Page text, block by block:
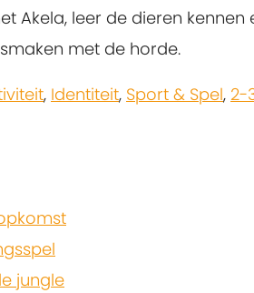
Akela, leer de dieren
met de horde.
, Identiteit, Sport & Spel, 2-
jungle